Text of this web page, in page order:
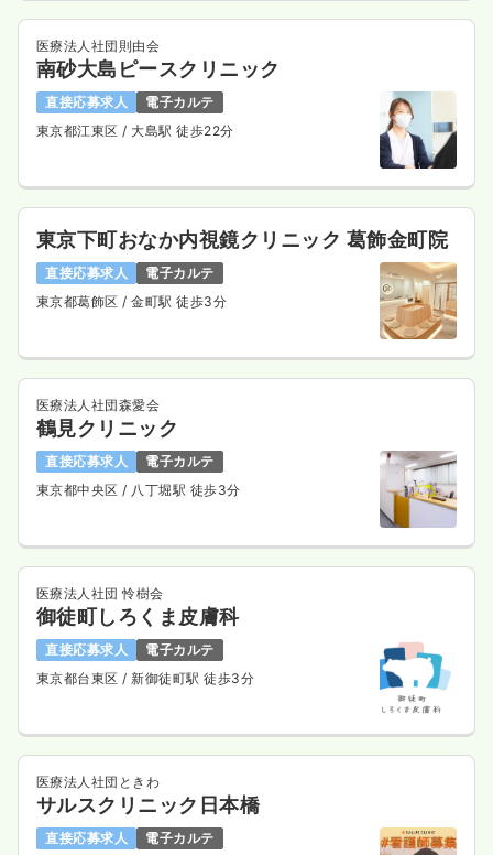
医療法人社団則由会
南砂大島ピースクリニック
直接応募求人
電子カルテ
東京都江東区/ 大島駅 徒歩22分
東京下町おなか内視鏡クリニック 葛飾金町院
直接応募求人
電子カルテ
東京都葛飾区/ 金町駅 徒歩3分
医療法人社団森愛会
鶴見クリニック
直接応募求人
電子カルテ
東京都中央区/ 八丁堀駅 徒歩3分
医療法人社団 怜樹会
御徒町しろくま皮膚科
直接応募求人
電子カルテ
東京都台東区/ 新御徒町駅 徒歩3分
医療法人社団ときわ
サルスクリニック日本橋
直接応募求人 電子カルテ